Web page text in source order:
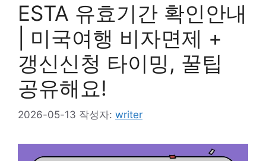
ESTA 유효기간 확인안내
| 미국여행 비자면제 +
갱신신청 타이밍, 꿀팁
공유해요!
2026-05-13 작성자: writer